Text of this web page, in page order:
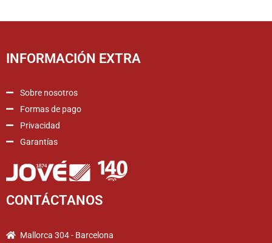
INFORMACIÓN EXTRA
Sobre nosotros
Formas de pago
Privacidad
Garantías
CONTÁCTANOS
Mallorca 304 - Barcelona